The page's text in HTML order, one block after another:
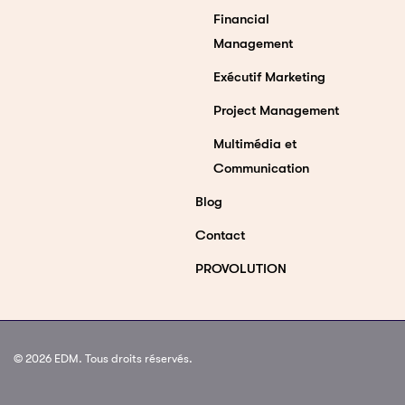
Financial
Management
Exécutif Marketing
Project Management
Multimédia et
Communication
Blog
Contact
PROVOLUTION
© 2026 EDM. Tous droits réservés.